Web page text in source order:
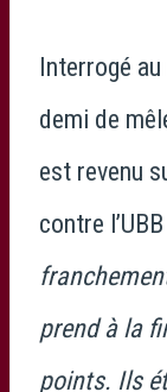
Interrogé
demi de
est revenu
contre l’UBB
prend à la
points. Ils